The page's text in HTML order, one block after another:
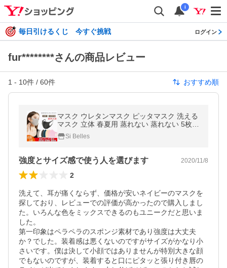
i
毎日引けるくじ 今すぐ挑戦 ログイン
fur********さんの商品レビュー
1 - 10件 / 60件 おすすめ順
マスク ウレタンマスク ピッタマスク 洗える
マスク 立体 春夏用 蒸れない 蒸れない 5枚組
個包装 布マスク 大きめ 小さめ 黒 ベージュ
ピンク
Si Belles
強度とサイズ感で使う人を選びます 2020/11/8
2
洗えて、耳が痛くならず、価格が安いネイビーのマスクを
探しており、レビューでの評価が高かったので購入しまし
た。いろんな色をミックスできるのもユニークだと思いま
した。
第一印象はペラペラのスポンジ素材であり強度は大丈夫
か？でした。装着感は悪くないのですがサイズがかなり小
さいです。僕は決して小顔ではありませんが特別大きな顔
でもないのですが、装着すると口にピタッと張り付き唇の